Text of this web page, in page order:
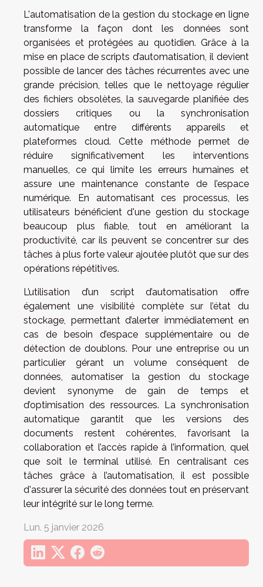
L'automatisation de la gestion du stockage en ligne
transforme la façon dont les données sont
organisées et protégées au quotidien. Grâce à la
mise en place de scripts d’automatisation, il devient
possible de lancer des tâches récurrentes avec une
grande précision, telles que le nettoyage régulier
des fichiers obsolètes, la sauvegarde planifiée des
dossiers critiques ou la synchronisation
automatique entre différents appareils et
plateformes cloud. Cette méthode permet de
réduire significativement les interventions
manuelles, ce qui limite les erreurs humaines et
assure une maintenance constante de l’espace
numérique. En automatisant ces processus, les
utilisateurs bénéficient d'une gestion du stockage
beaucoup plus fiable, tout en améliorant la
productivité, car ils peuvent se concentrer sur des
tâches à plus forte valeur ajoutée plutôt que sur des
opérations répétitives.
L’utilisation d’un script d’automatisation offre
également une visibilité complète sur l’état du
stockage, permettant d’alerter immédiatement en
cas de besoin d’espace supplémentaire ou de
détection de doublons. Pour une entreprise ou un
particulier gérant un volume conséquent de
données, automatiser la gestion du stockage
devient synonyme de gain de temps et
d’optimisation des ressources. La synchronisation
automatique garantit que les versions des
documents restent cohérentes, favorisant la
collaboration et l’accès rapide à l’information, quel
que soit le terminal utilisé. En centralisant ces
tâches grâce à l’automatisation, il est possible
d'assurer la sécurité des données tout en préservant
leur intégrité sur le long terme.
Lun. 5 janvier 2026